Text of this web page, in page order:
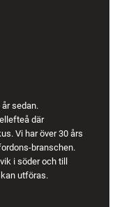
sedan.
där
Vi har över 30 års
branschen.
i söder och till
utföras.